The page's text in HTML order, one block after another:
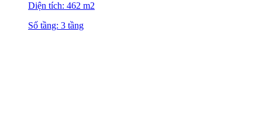
Diện tích: 462 m2
Số tầng: 3 tầng